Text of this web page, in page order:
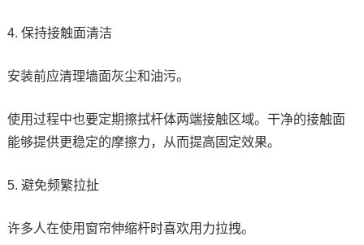
4. 保持接触面清洁
安装前应清理墙面灰尘和油污。
使用过程中也要定期擦拭杆体两端接触区域。干净的接触面
能够提供更稳定的摩擦力，从而提高固定效果。
5. 避免频繁拉扯
许多人在使用窗帘伸缩杆时喜欢用力拉拽。